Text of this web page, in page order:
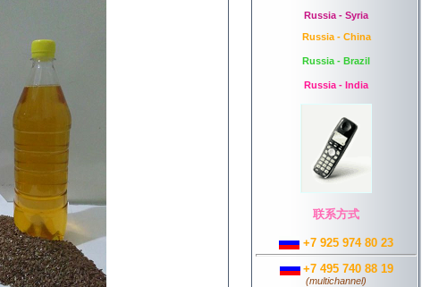
Russia - Syria
Russia - China
Russia - Brazil
Russia - India
联系方式
+7 925 974 80 23
+7 495 740 88 19
(multichannel)